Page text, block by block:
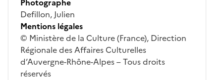
Defillon, Julien
Mentions légales
© Ministère de la Culture (France), Direction
Régionale des Affaires Culturelles
d’Auvergne-Rhône-Alpes – Tous droits
réservés